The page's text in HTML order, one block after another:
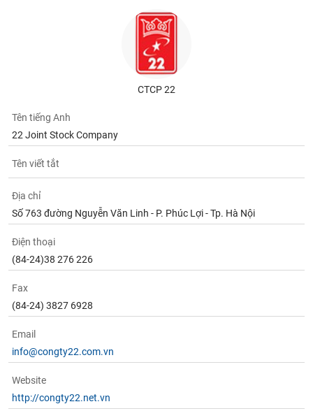
CTCP 22
Tên tiếng Anh
22 Joint Stock Company
Tên viết tắt
Địa chỉ
Số 763 đường Nguyễn Văn Linh - P. Phúc Lợi - Tp. Hà Nội
Điện thoại
(84-24)38 276 226
Fax
(84-24) 3827 6928
Email
info@congty22.com.vn
Website
http://congty22.net.vn